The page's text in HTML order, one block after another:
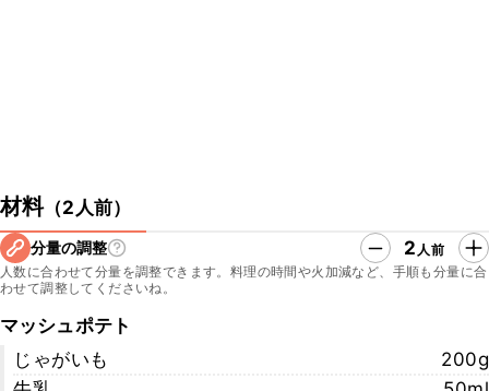
材料（2人前）
分量の調整 2 人前
人数に合わせて分量を調整できます。料理の時間や火加減など、手順も分量に合
わせて調整してくださいね。
マッシュポテト
じゃがいも
200g